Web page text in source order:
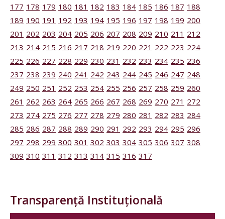
177 178 179 180 181 182 183 184 185 186 187 188
189 190 191 192 193 194 195 196 197 198 199 200
201 202 203 204 205 206 207 208 209 210 211 212
213 214 215 216 217 218 219 220 221 222 223 224
225 226 227 228 229 230 231 232 233 234 235 236
237 238 239 240 241 242 243 244 245 246 247 248
249 250 251 252 253 254 255 256 257 258 259 260
261 262 263 264 265 266 267 268 269 270 271 272
273 274 275 276 277 278 279 280 281 282 283 284
285 286 287 288 289 290 291 292 293 294 295 296
297 298 299 300 301 302 303 304 305 306 307 308
309 310 311 312 313 314 315 316 317
Transparență Instituțională